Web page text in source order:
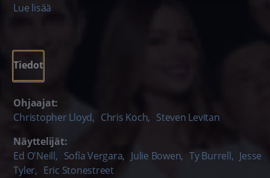
ovat unohtuneet, turvatoimia rikotaan ja koetaan
Lue lisää
Tiedot
Ohjaajat:
Christopher Lloyd, Chris Koch, Steven Levitan
Näyttelijät:
Ed O'Neill, Sofía Vergara, Julie Bowen, Ty Burrell, Jesse
Tyler, Eric Stonestreet